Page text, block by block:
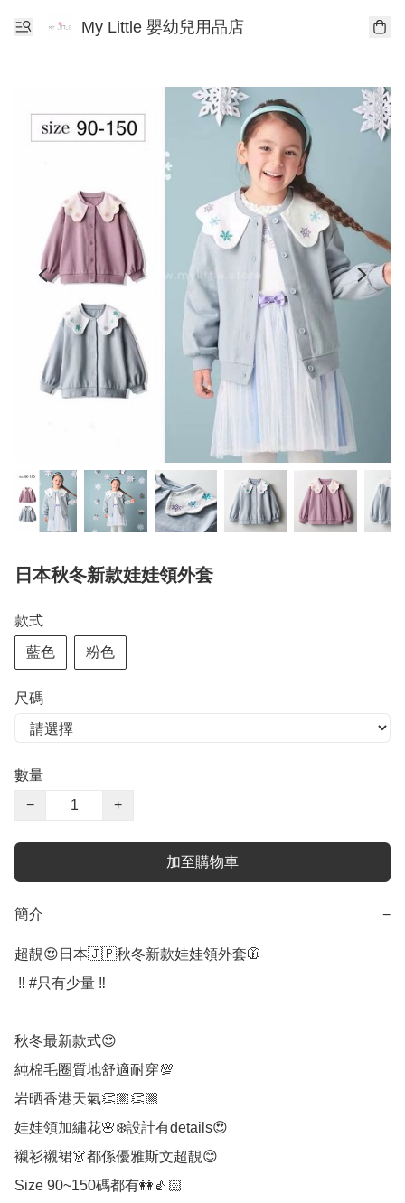
My Little 嬰幼兒用品店
日本秋冬新款娃娃領外套
款式
藍色 粉色
尺碼
數量
−
+
加至購物車
簡介 −
超靚😍日本🇯🇵秋冬新款娃娃領外套🧥
秋冬最新款式😍
純棉毛圈質地舒適耐穿💯
岩晒香港天氣👏🏼👏🏼
娃娃領加繡花🌸❄️設計有details😍
襯衫襯裙👗都係優雅斯文超靚😊
Size 90~150碼都有👭👍🏻